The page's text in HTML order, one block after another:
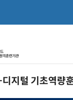
지털 기초역량